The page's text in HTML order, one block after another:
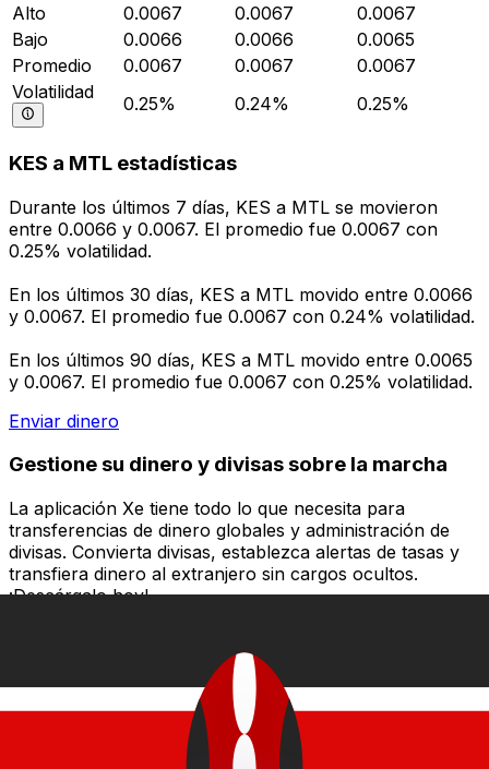
Alto
0.0067 0.0067
0.0067
Bajo
0.0066 0.0066
0.0065
Promedio
0.0067 0.0067
0.0067
Volatilidad
0.25% 0.24% 0.25%
KES a MTL estadísticas
Durante los últimos 7 días, KES a MTL se movieron
entre 0.0066 y 0.0067. El promedio fue 0.0067 con
0.25% volatilidad.
En los últimos 30 días, KES a MTL movido entre 0.0066
y 0.0067. El promedio fue 0.0067 con 0.24% volatilidad.
En los últimos 90 días, KES a MTL movido entre 0.0065
y 0.0067. El promedio fue 0.0067 con 0.25% volatilidad.
Enviar dinero
Gestione su dinero y divisas sobre la marcha
La aplicación Xe tiene todo lo que necesita para
transferencias de dinero globales y administración de
divisas. Convierta divisas, establezca alertas de tasas y
transfiera dinero al extranjero sin cargos ocultos.
¡Descárgalo hoy!